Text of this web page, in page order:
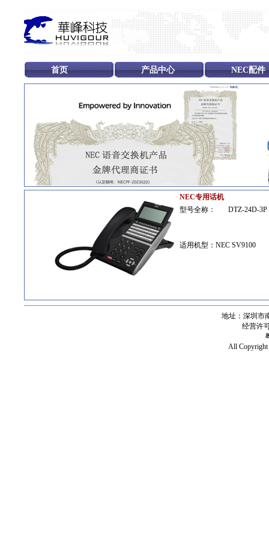
首页 产品中心 NEC配件
NEC专用话机
型号全称：
DTZ-24D-
适用机型：NEC SV9100
地址：深圳市
经营许
All